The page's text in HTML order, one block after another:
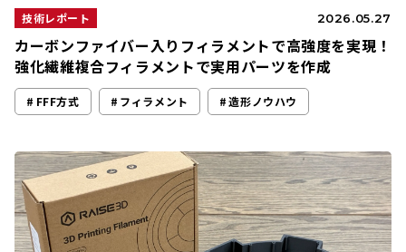
技術レポート 2026.05.27
カーボンファイバー入りフィラメントで高強度を実現！
強化繊維複合フィラメントで実用パーツを作成
FFF方式 フィラメント 造形ノウハウ